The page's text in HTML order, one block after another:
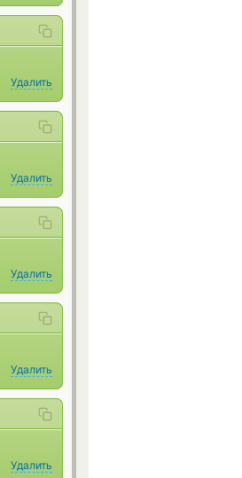
Удалить
Удалить
Удалить
Удалить
Удалить